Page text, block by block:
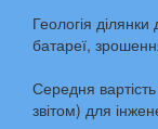
Геологія
батареї,
Середня
звітом) для